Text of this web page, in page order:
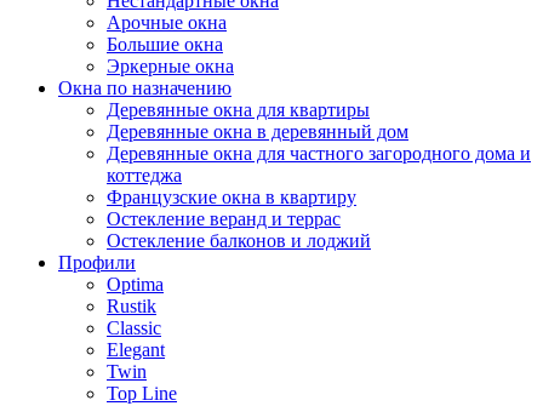
Арочные окна
Большие окна
Эркерные окна
Окна по назначению
Деревянные окна для квартиры
Деревянные окна в деревянный дом
Деревянные окна для частного загородного дома и
коттеджа
Французские окна в квартиру
Остекление веранд и террас
Остекление балконов и лоджий
Профили
Optima
Rustik
Classic
Elegant
Twin
Top Line